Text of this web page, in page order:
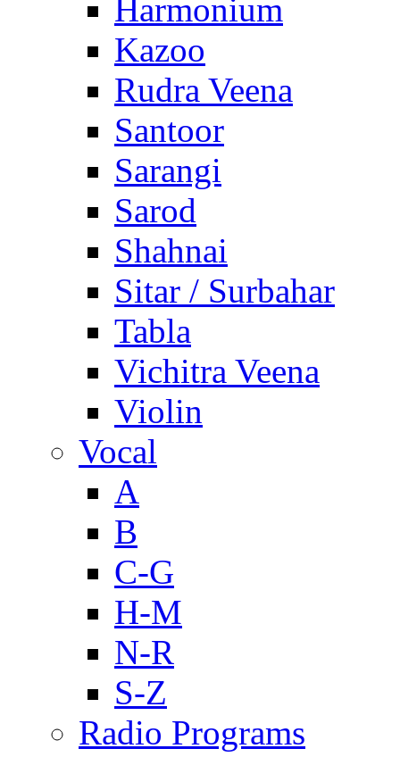
Harmonium
Kazoo
Rudra Veena
Santoor
Sarangi
Sarod
Shahnai
Sitar / Surbahar
Tabla
Vichitra Veena
Violin
Vocal
A
B
C-G
H-M
N-R
S-Z
Radio Programs